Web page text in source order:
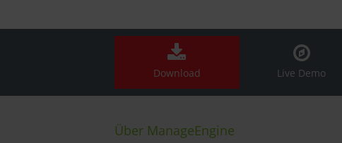
Download Live Demo
Über ManageEngine